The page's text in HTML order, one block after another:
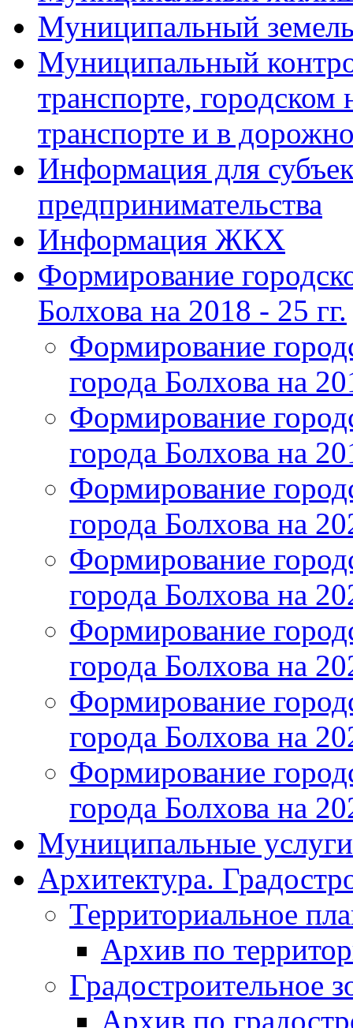
Муниципальный
Муниципальный
транспорте, городском
транспорте и в
Информация для
предпринимательства
Информация ЖКХ
Формирование
Болхова на 2018 - 25 гг.
Формирование
города Болхова на
Формирование
города Болхова на
Формирование
города Болхова на
Формирование
города Болхова на
Формирование
города Болхова на
Формирование
города Болхова на
Формирование
города Болхова на
Муниципальные услуги
Архитектура.
Территориальное
Архив по
Градостроительное
Архив по